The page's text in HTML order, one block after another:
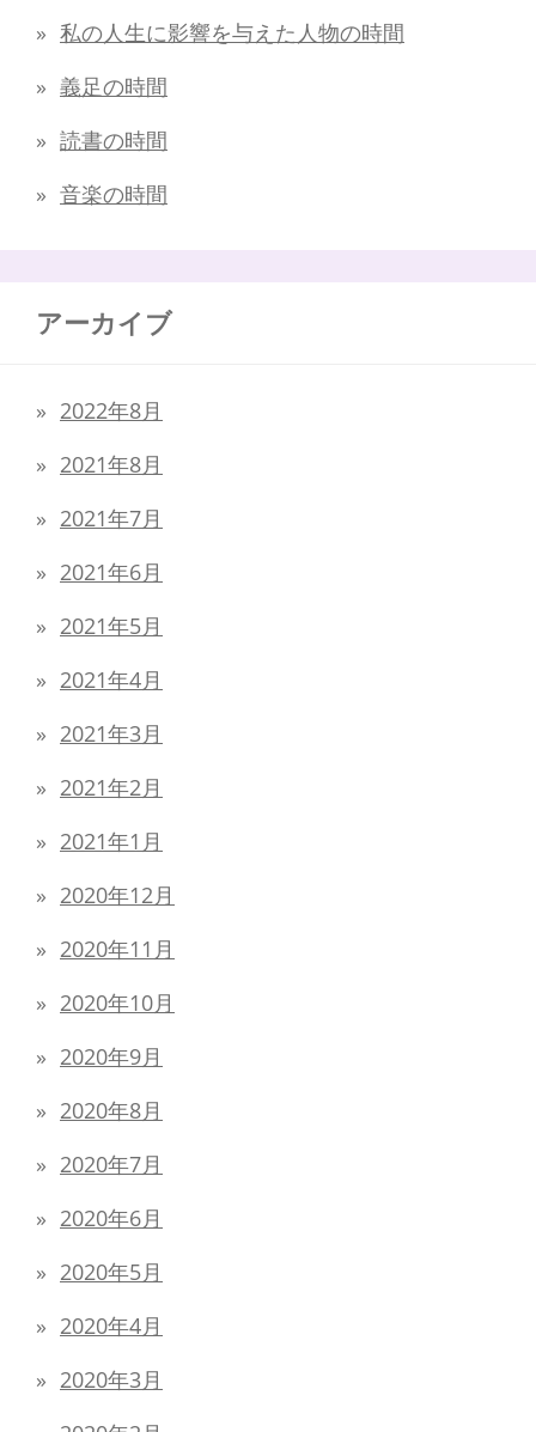
私の人生に影響を与えた人物の時間
義足の時間
読書の時間
音楽の時間
アーカイブ
2022年8月
2021年8月
2021年7月
2021年6月
2021年5月
2021年4月
2021年3月
2021年2月
2021年1月
2020年12月
2020年11月
2020年10月
2020年9月
2020年8月
2020年7月
2020年6月
2020年5月
2020年4月
2020年3月